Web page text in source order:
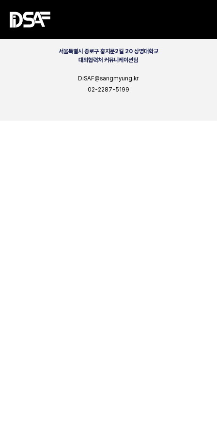
서울특별시 종로구 홍지문2길 20 상명대학교
대외협력처 커뮤니케이션팀
DiSAF@sangmyung.kr
02-2287-5199